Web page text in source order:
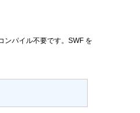
ンパイル不要です。SWF を